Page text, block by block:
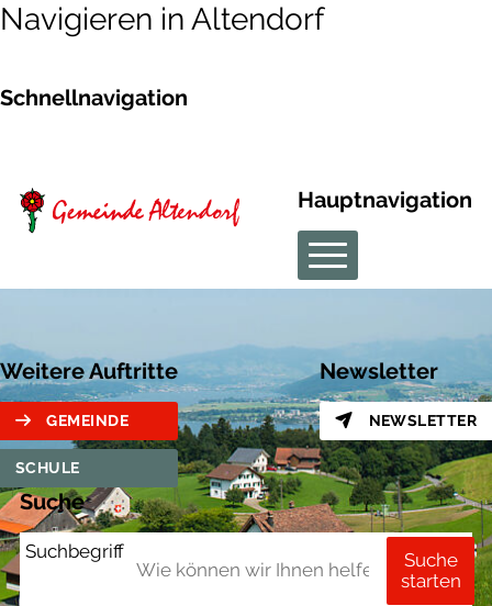
Navigieren in Altendorf
Schnellnavigation
Hauptnavigation
Weitere Auftritte
GEMEINDE
SCHULE
Newsletter
NEWSLETTER
Suche
Suchbegriff
Suche
starten